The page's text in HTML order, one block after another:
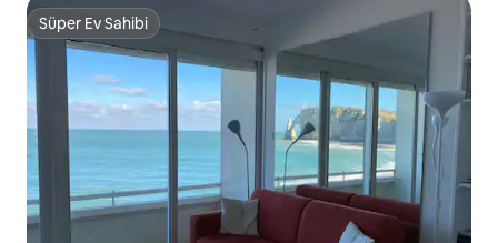
Süper Ev Sahibi
Süper Ev Sahibi